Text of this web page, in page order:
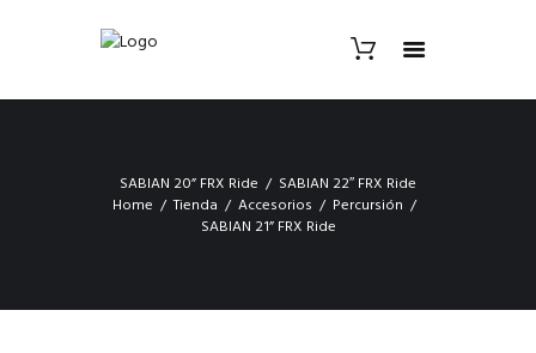
SABIAN 20” FRX Ride
SABIAN 22″ FRX Ride
Home
Tienda Accesorios
Percursión
SABIAN 21” FRX Ride